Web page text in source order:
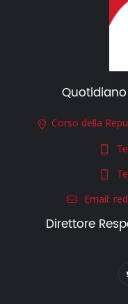
Corso della
Email:
Direttore